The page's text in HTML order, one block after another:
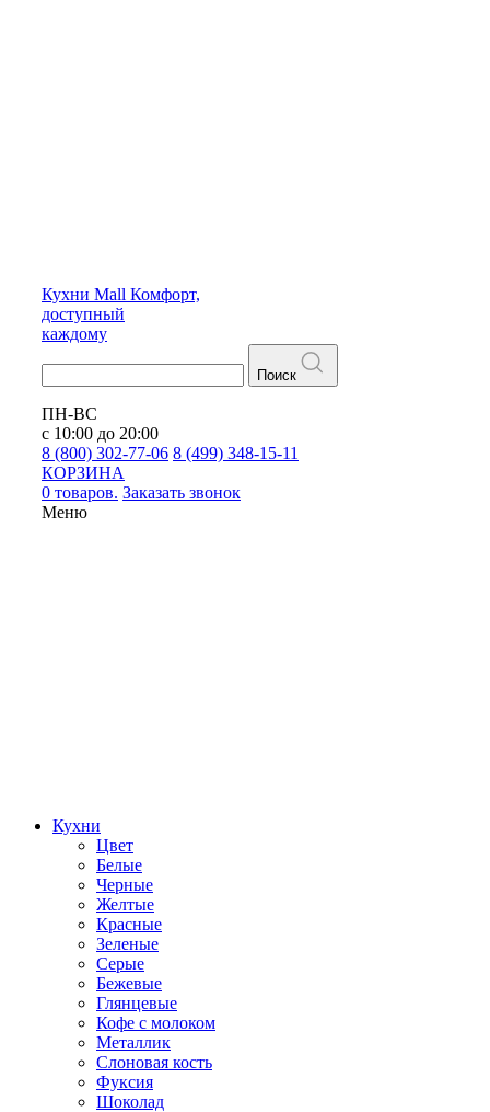
Кухни Mall Комфорт,
доступный
каждому
Поиск
ПН-ВС
с 10:00 до 20:00
8 (800) 302-77-06 8 (499) 348-15-11
КОРЗИНА
0 товаров. Заказать звонок
Меню
Кухни
Цвет
Белые
Черные
Желтые
Красные
Зеленые
Серые
Бежевые
Глянцевые
Кофе с молоком
Металлик
Слоновая кость
Фуксия
Шоколад